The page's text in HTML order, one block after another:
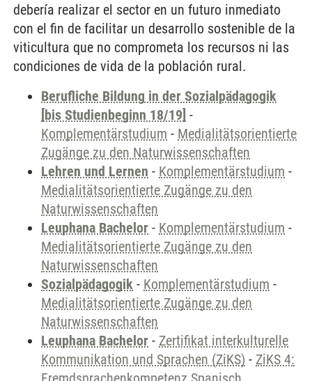
debería realizar el sector en un futuro inmediato
con el fin de facilitar un desarrollo sostenible de la
viticultura que no comprometa los recursos ni las
condiciones de vida de la población rural.
Berufliche Bildung in der Sozialpädagogik
[bis Studienbeginn 18/19] -
Komplementärstudium - Medialitätsorientierte
Zugänge zu den Naturwissenschaften
Lehren und Lernen - Komplementärstudium -
Medialitätsorientierte Zugänge zu den
Naturwissenschaften
Leuphana Bachelor - Komplementärstudium -
Medialitätsorientierte Zugänge zu den
Naturwissenschaften
Sozialpädagogik - Komplementärstudium -
Medialitätsorientierte Zugänge zu den
Naturwissenschaften
Leuphana Bachelor - Zertifikat interkulturelle
Kommunikation und Sprachen (ZiKS) - ZiKS 4: